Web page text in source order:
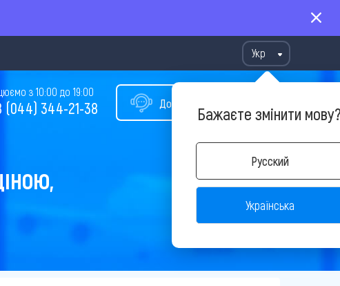
Укр
Бажаєте змінити
Русский
Українська
Допомога у виборі туру
з 10:00 до 19:00
(044) 344-21-38